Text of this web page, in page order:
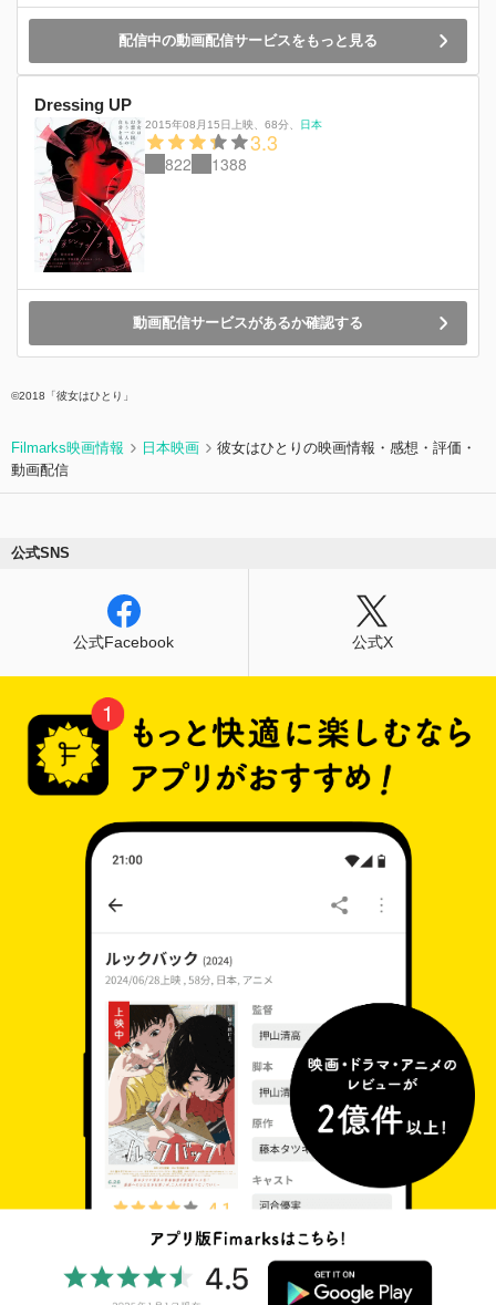
配信中の動画配信サービスをもっと見る
Dressing UP
2015年08月15日上映 68分 日本
3.3
822 1388
動画配信サービスがあるか確認する
©2018「彼女はひとり」
Filmarks映画情報 日本映画
彼女はひとりの映画情報・感想・評価・
動画配信
公式SNS
公式Facebook 公式X